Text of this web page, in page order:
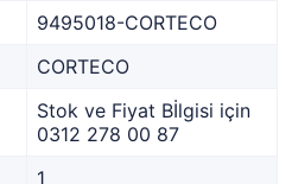
9495018-CORTECO
CORTECO
Stok ve Fiyat Bİlgisi için
0312 278 00 87
1